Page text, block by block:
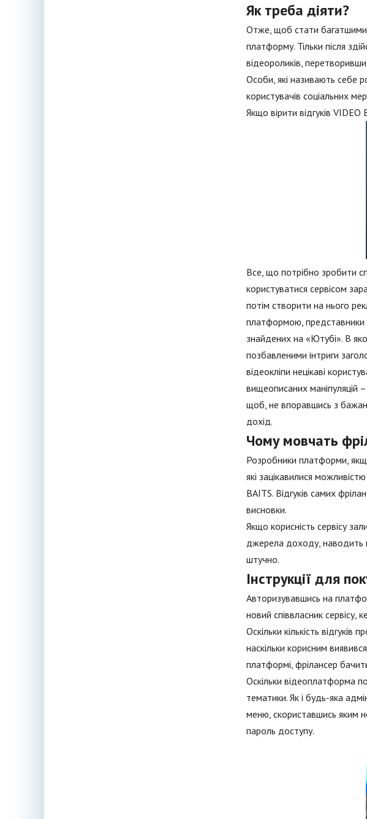
Як треба діяти?
Отже, щоб стати багатшими
платформу. Тільки після
відеороликів,
Особи, які називають себе
користувачів соціальних
Якщо вірити відгуків
Все, що потрібно зробити
користуватися сервісом
потім створити на нього
платформою, представники
знайдених на «Ютубі». В
позбавленими інтриги
відеокліпи нецікаві
вищеописаних маніпуляцій
щоб, не впоравшись з
дохід.
Чому мовчать
Розробники платформи,
які зацікавилися
BAITS. Відгуків самих
висновки.
Якщо корисність сервісу
джерела доходу, наводить
штучно.
Інструкції для
Авторизувавшись на
новий співвласник
Оскільки кількість
наскільки корисним
платформі, фрілансер
Оскільки відеоплатформа
тематики. Як і будь-яка
меню, скориставшись яким
пароль доступу.